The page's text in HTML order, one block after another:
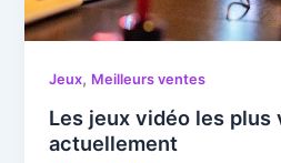
Jeux, Meilleurs ventes
Les jeux vidéo les plus
actuellement